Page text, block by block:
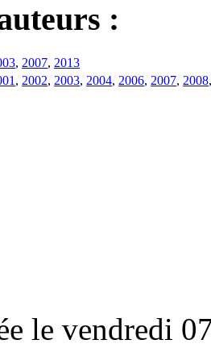
:
, 2007, 2013
, 2002, 2003, 2004, 2006, 2007, 2008
le vendredi